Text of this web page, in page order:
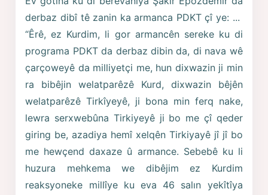
derbaz dibî tê zanin ka armanca PDKT çî ye: ...
“Êrê, ez Kurdim, li gor armancên sereke ku di
programa PDKT da derbaz dibin da, di nava wê
çarçoweyê da milliyetçi me, hun dixwazin ji min
ra bibêjin welatparêzê Kurd, dixwazin bêjên
welatparêzê Tirkîyeyê, ji bona min ferq nake,
lewra serxwebûna Tirkiyeyê ji bo me çî qeder
giring be, azadiya hemî xelqên Tirkiyayê jî jî bo
me hewçend daxaze û armance. Sebebê ku li
huzura mehkema we dibêjim ez Kurdim
reaksyoneke millîye ku eva 46 salın yekîtîya